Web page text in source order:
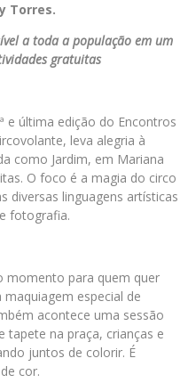
Torres.
a toda a população em um
gratuitas
e última edição do Encontros
leva alegria à
como Jardim, em Mariana
O foco é a magia do circo
diversas linguagens artísticas
fotografia.
momento para quem quer
especial de
acontece uma sessão
tapete na praça, crianças e
juntos de colorir. É
cor.